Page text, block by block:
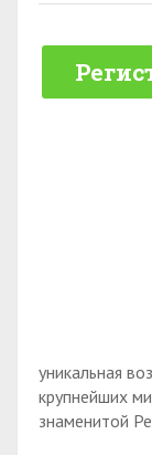
уникальная
крупнейших
знаменитой